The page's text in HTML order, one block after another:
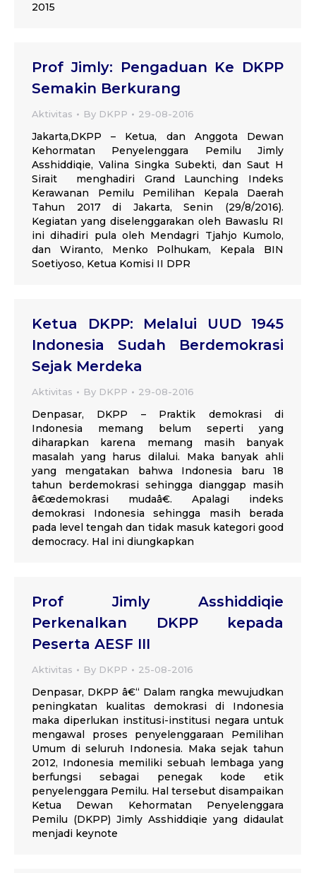
2015
Prof Jimly: Pengaduan Ke DKPP
Semakin Berkurang
Aktivitas By DKPP 29-08-2016
Jakarta,DKPP – Ketua, dan Anggota Dewan
Kehormatan Penyelenggara Pemilu Jimly
Asshiddiqie, Valina Singka Subekti, dan Saut H
Sirait menghadiri Grand Launching Indeks
Kerawanan Pemilu Pemilihan Kepala Daerah
Tahun 2017 di Jakarta, Senin (29/8/2016).
Kegiatan yang diselenggarakan oleh Bawaslu RI
ini dihadiri pula oleh Mendagri Tjahjo Kumolo,
dan Wiranto, Menko Polhukam, Kepala BIN
Soetiyoso, Ketua Komisi II DPR
Ketua DKPP: Melalui UUD 1945
Indonesia Sudah Berdemokrasi
Sejak Merdeka
Aktivitas By DKPP 29-08-2016
Denpasar, DKPP – Praktik demokrasi di
Indonesia memang belum seperti yang
diharapkan karena memang masih banyak
masalah yang harus dilalui. Maka banyak ahli
yang mengatakan bahwa Indonesia baru 18
tahun berdemokrasi sehingga dianggap masih
â€œdemokrasi mudaâ€. Apalagi indeks
demokrasi Indonesia sehingga masih berada
pada level tengah dan tidak masuk kategori good
democracy. Hal ini diungkapkan
Prof Jimly Asshiddiqie
Perkenalkan DKPP kepada
Peserta AESF III
Aktivitas By DKPP 25-08-2016
Denpasar, DKPP â€“ Dalam rangka mewujudkan
peningkatan kualitas demokrasi di Indonesia
maka diperlukan institusi-institusi negara untuk
mengawal proses penyelenggaraan Pemilihan
Umum di seluruh Indonesia. Maka sejak tahun
2012, Indonesia memiliki sebuah lembaga yang
berfungsi sebagai penegak kode etik
penyelenggara Pemilu. Hal tersebut disampaikan
Ketua Dewan Kehormatan Penyelenggara
Pemilu (DKPP) Jimly Asshiddiqie yang didaulat
menjadi keynote